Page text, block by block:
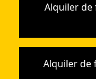
Alquiler de
Alquiler de